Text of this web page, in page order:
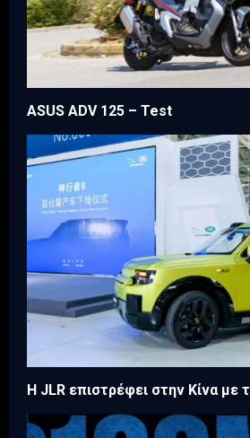
ASUS ADV 125 – Test
Η JLR επιστρέφει στην Κίνα με